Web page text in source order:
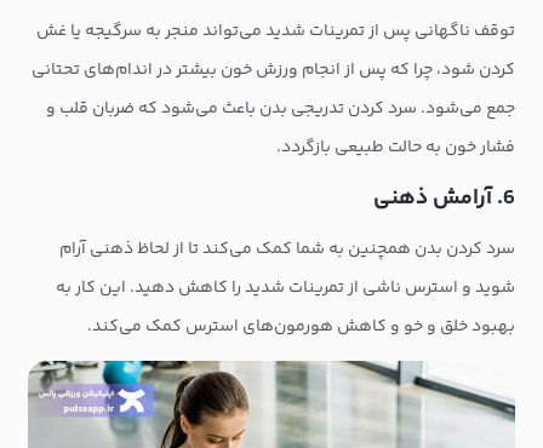
توقف ناگهانی پس از تمرینات شدید می‌تواند منجر به سرگیجه یا غش
کردن شود، چرا که پس از انجام ورزش‌ خون بیشتر در اندام‌های تحتانی
جمع می‌شود. سرد کردن تدریجی بدن باعث می‌شود که ضربان قلب و
فشار خون به حالت طبیعی بازگردد.
6. آرامش ذهنی
سرد کردن بدن همچنین به شما کمک می‌کند تا از لحاظ ذهنی آرام
شوید و استرس ناشی از تمرینات شدید را کاهش دهید. این کار به
بهبود خلق و خو و کاهش هورمون‌های استرس کمک می‌کند.